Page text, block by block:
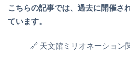
こちらの記事では、過去に開催さ
ています。
🔗 天文館ミリオネーション